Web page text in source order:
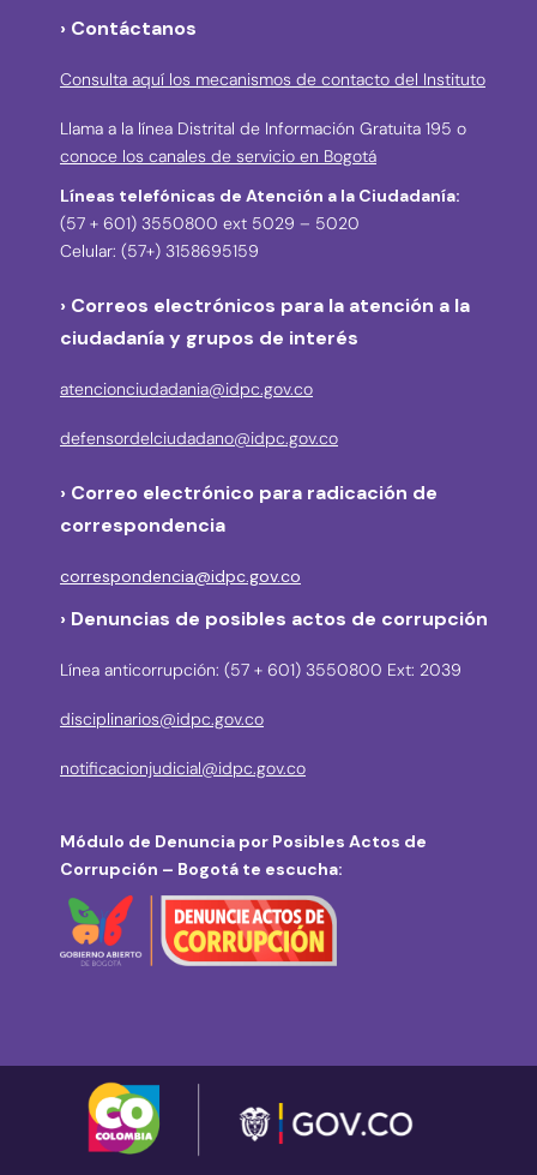
› Contáctanos
Consulta aquí los mecanismos de contacto del Instituto
Llama a la línea Distrital de Información Gratuita 195 o
conoce los canales de servicio en Bogotá
Líneas telefónicas de Atención a la Ciudadanía:
(57 + 601) 3550800 ext 5029 – 5020
Celular: (57+) 3158695159
› Correos electrónicos para la atención a la
ciudadanía y grupos de interés
atencionciudadania@idpc.gov.co
defensordelciudadano@idpc.gov.co
› Correo electrónico para radicación de
correspondencia
correspondencia@idpc.gov.co
› Denuncias de posibles actos de corrupción
Línea anticorrupción: (57 + 601) 3550800 Ext: 2039
disciplinarios@idpc.gov.co
notificacionjudicial@idpc.gov.co
Módulo de Denuncia por Posibles Actos de
Corrupción – Bogotá te escucha: